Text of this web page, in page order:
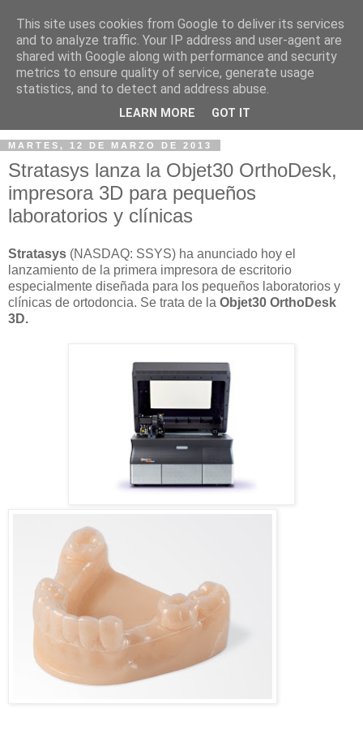
MARTES, 12 DE MARZO DE 2013
Stratasys lanza la Objet30 OrthoDesk,
impresora 3D para pequeños
laboratorios y clínicas
Stratasys (NASDAQ: SSYS) ha anunciado hoy el
lanzamiento de la primera impresora de escritorio
especialmente diseñada para los pequeños laboratorios y
clínicas de ortodoncia. Se trata de la Objet30 OrthoDesk
3D.
This site uses cookies from Google to deliver its services
and to analyze traffic. Your IP address and user-agent are
shared with Google along with performance and security
metrics to ensure quality of service, generate usage
statistics, and to detect and address abuse.
LEARN MORE GOT IT